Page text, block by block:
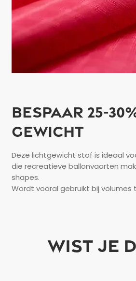
BESPAAR 25-
GEWICHT
Deze lichtgewicht stof is ideaal
die recreatieve ballonvaarten
shapes.
Wordt vooral gebruikt bij volumes
WIST JE
Prijsofferte Vraag Andere
Betreffende product: